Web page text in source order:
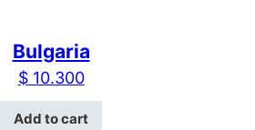
Bulgaria
$10.300
Add to cart